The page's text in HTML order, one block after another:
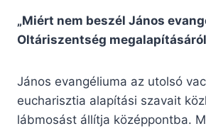
„Miért nem beszél János
Oltáriszentség
János evangéliuma az utolsó
eucharisztia alapítási szavait
lábmosást állítja középpontba.